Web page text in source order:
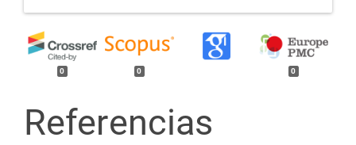
0 0 0
Referencias